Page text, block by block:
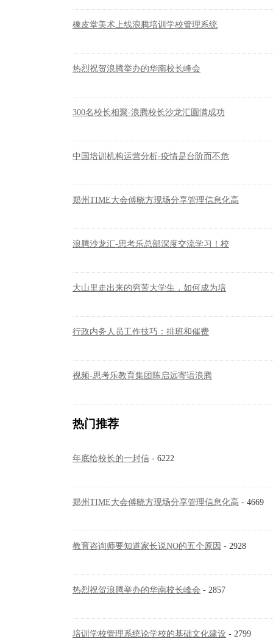
橡皮堂美术上线浪腾培训学校管理系统
热烈祝贺浪腾举办的华南校长峰会
300名校长相聚-浪腾校长沙龙汇圆满成功
中国培训机构运营分析-疫情是台阶而不危
郑州TIME大会傅晓方现场分享管理信息化高
浪腾沙龙汇-思考乐总部深度交流学习！校
大山里走出来的穷苦大学生，如何成为培
行政内务人员工作技巧：排班和催费
视频-思考乐教育集团陈启远寄语浪腾
热门推荐
年底给校长的一封信 - 6222
郑州TIME大会傅晓方现场分享管理信息化高 - 4669
教育咨询师要知道家长说NO的五个原因 - 2928
热烈祝贺浪腾举办的华南校长峰会 - 2857
培训学校管理系统论学校的基础文化建设 - 2799